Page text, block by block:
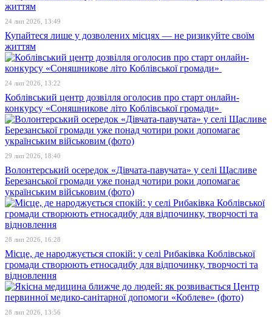
24 лип 2026, 13:49
Купайтеся лише у дозволених місцях — не ризикуйте своїм
життям
24 лип 2026, 13:22
Коблівський центр дозвілля оголосив про старт онлайн-
конкурсу «Соняшникове літо Коблівської громади»
29 лип 2026, 18:40
Волонтерський осередок «Дівчата-павучата» у селі Щасливе
Березанської громади уже понад чотири роки допомагає
українським військовим (фото)
28 лип 2026, 16:28
Місце, де народжується спокій: у селі Рибаківка Коблівської
громади створюють етносадибу для відпочинку, творчості та
відновлення
28 лип 2026, 13:56